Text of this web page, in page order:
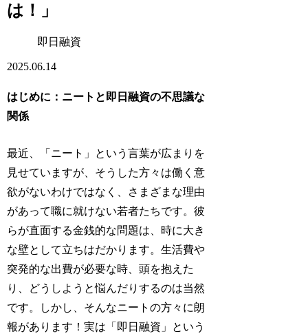
は！」
即日融資
2025.06.14
はじめに：ニートと即日融資の不思議な
関係
最近、「ニート」という言葉が広まりを
見せていますが、そうした方々は働く意
欲がないわけではなく、さまざまな理由
があって職に就けない若者たちです。彼
らが直面する金銭的な問題は、時に大き
な壁として立ちはだかります。生活費や
突発的な出費が必要な時、頭を抱えた
り、どうしようと悩んだりするのは当然
です。しかし、そんなニートの方々に朗
報があります！実は「即日融資」という